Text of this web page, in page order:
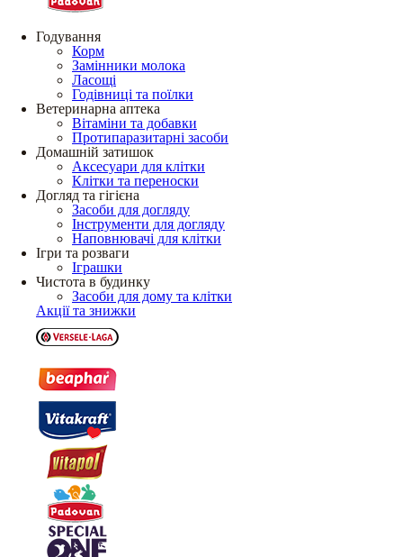
Годування
Корм
Замінники молока
Ласощі
Годівниці та поїлки
Ветеринарна аптека
Вітаміни та добавки
Протипаразитарні засоби
Домашній затишок
Аксесуари для клітки
Клітки та переноски
Догляд та гігієна
Засоби для догляду
Інструменти для догляду
Наповнювачі для клітки
Ігри та розваги
Іграшки
Чистота в будинку
Засоби для дому та клітки
Акції та знижки